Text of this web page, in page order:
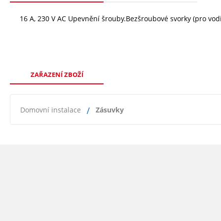
16 A, 230 V AC Upevnění šrouby.Bezšroubové svorky (pro
ZAŘAZENÍ ZBOŽÍ
Domovní instalace Zásuvky